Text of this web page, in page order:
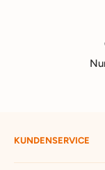
KUNDENSERVICE
Mein Konto